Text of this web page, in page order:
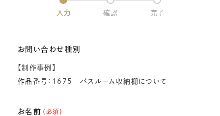
入力 確認 完了
お問い合わせ種別
【制作事例】
作品番号：1675 バスルーム収納棚について
お名前 （必須）